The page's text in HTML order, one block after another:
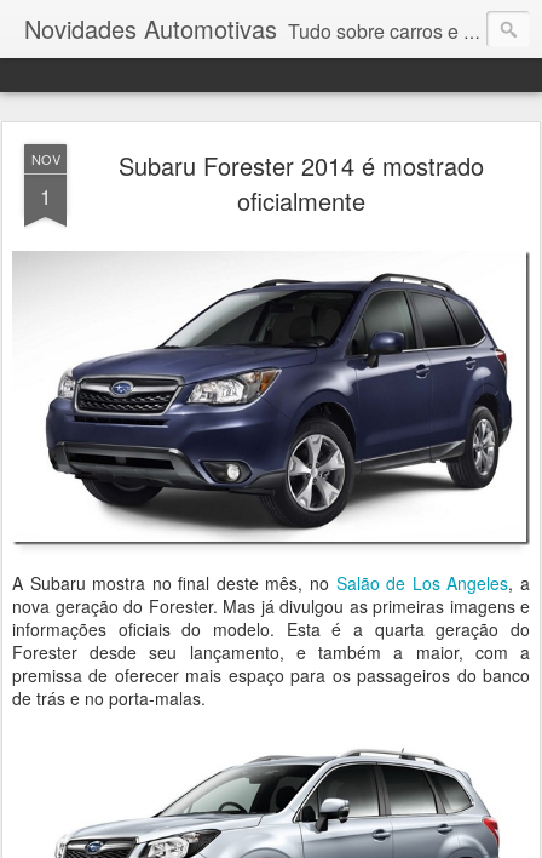
Novidades Automotivas Tudo sobre carros e motores
NOV
1
Subaru Forester 2014 é mostrado
oficialmente
A Subaru mostra no final deste mês, no Salão de Los Angeles, a
nova geração do Forester. Mas já divulgou as primeiras imagens e
informações oficiais do modelo. Esta é a quarta geração do
Forester desde seu lançamento, e também a maior, com a
premissa de oferecer mais espaço para os passageiros do banco
de trás e no porta-malas.